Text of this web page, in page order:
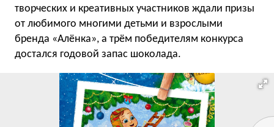
творческих и креативных участников ждали призы
от любимого многими детьми и взрослыми
бренда «Алёнка», а трём победителям конкурса
достался годовой запас шоколада.